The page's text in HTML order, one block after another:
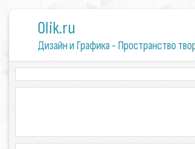
0lik.ru
Дизайн и Графика - Пространство